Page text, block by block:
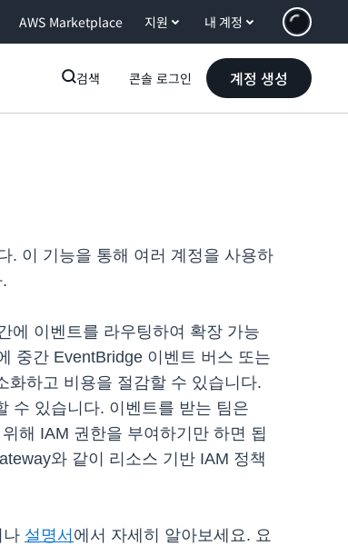
AWS Marketplace 지원 내 계정
검색 콘솔 로그인 계정 생성
. 이 기능을 통해 여러 계정을 사용하
에 이벤트를 라우팅하여 확장 가능
중간 EventBridge 이벤트 버스 또는
화하고 비용을 절감할 수 있습니다.
수 있습니다. 이벤트를 받는 팀은
해 IAM 권한을 부여하기만 하면 됩
와 같이 리소스 기반 IAM 정책
나 설명서 에서 자세히 알아보세요. 요